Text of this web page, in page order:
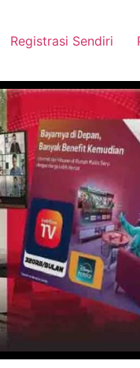
Registrasi Sendiri